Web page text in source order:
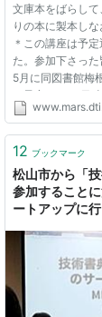
文庫本をばらし
りの本に製本しな
＊この講座は予
た。参加下さった
5月に同図書館梅
の予定です。 日
（金）、17日（金
回 18:00～20:00
るもの １...
12 ブックマーク
松山市から「
参加すること
ートアップに